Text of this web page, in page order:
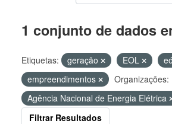
1 conjunto de dados
Etiquetas: geração EOL
empreendimentos
Organizações:
Agência Nacional de Energia Elétrica
Filtrar Resultados